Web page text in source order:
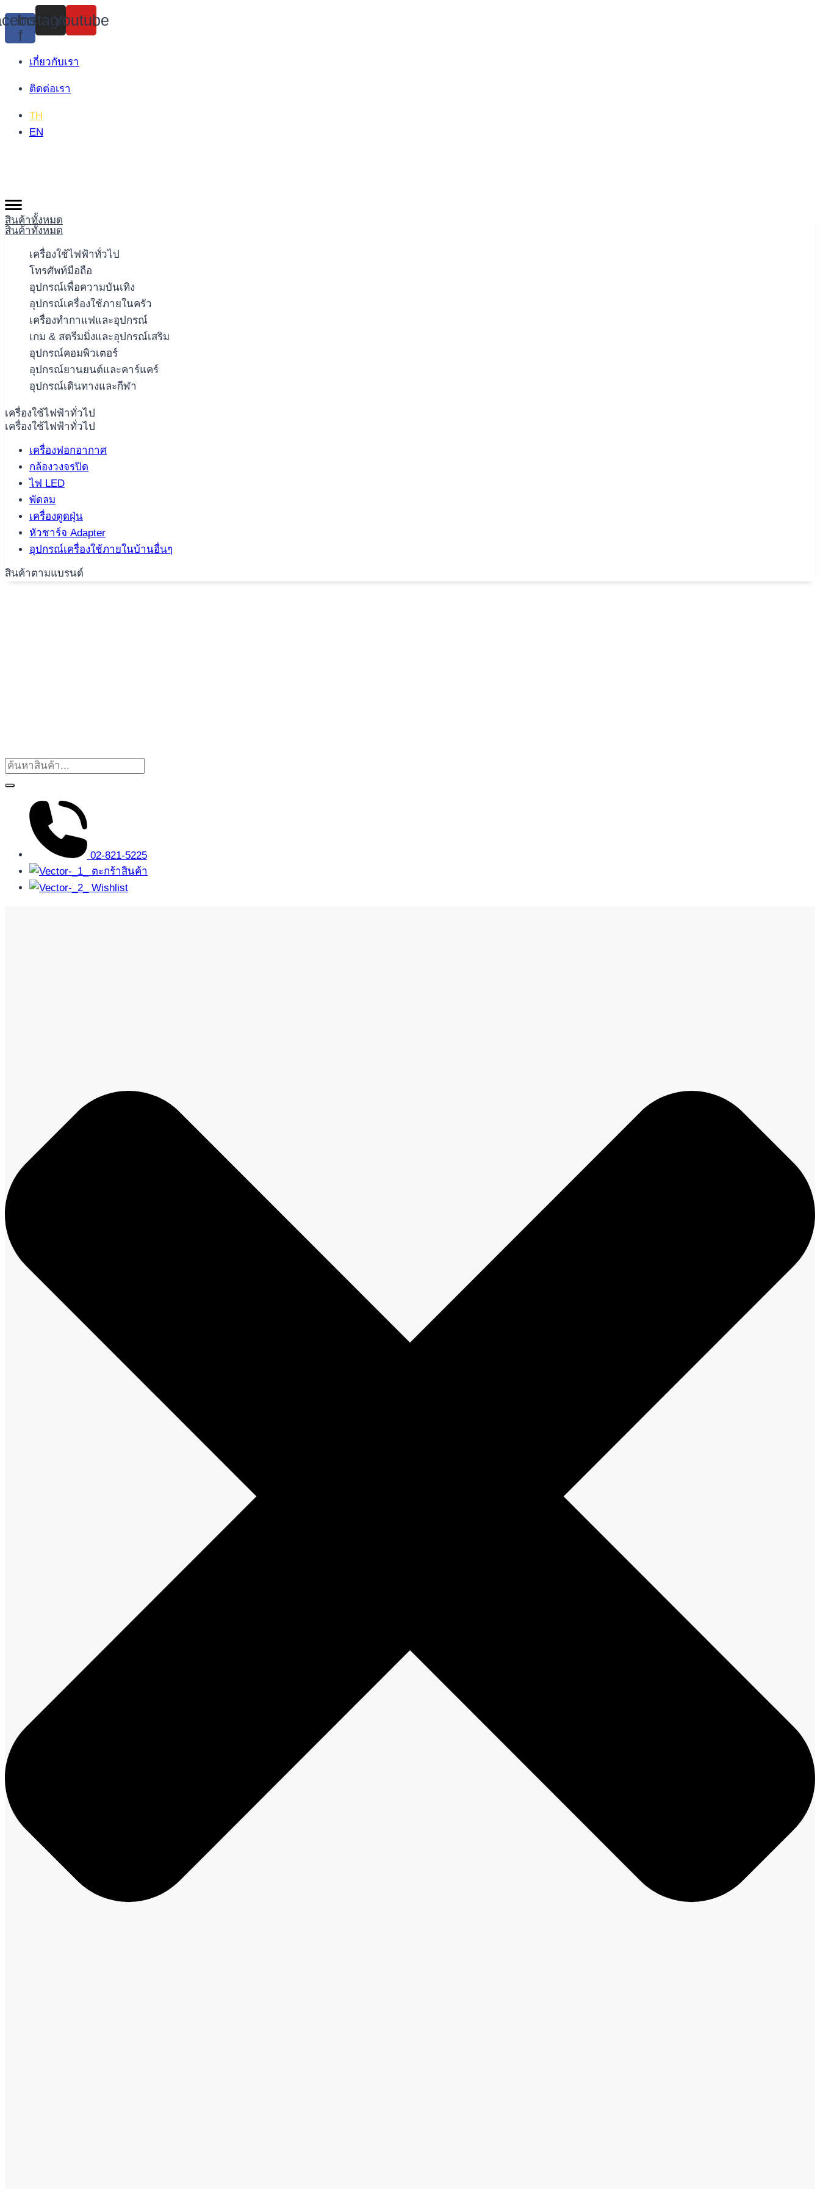
Skip
to
content
f
Instagram
Youtube
เกี่ยวกับเรา
ติดต่อเรา
TH
EN
สินค้าทั้งหมด
สินค้าทั้งหมด
เครื่องใช้ไฟฟ้าทั่วไป
โทรศัพท์มือถือ
อุปกรณ์เพื่อความบันเทิง
อุปกรณ์เครื่องใช้ภายในครัว
เครื่องทำกาแฟและอุปกรณ์
เกม & สตรีมมิ่งและอุปกรณ์เสริม
อุปกรณ์คอมพิวเตอร์
อุปกรณ์ยานยนต์และคาร์แคร์
อุปกรณ์เดินทางและกีฬา
เครื่องใช้ไฟฟ้าทั่วไป
เครื่องใช้ไฟฟ้าทั่วไป
เครื่องฟอกอากาศ
กล้องวงจรปิด
ไฟ LED
พัดลม
เครื่องดูดฝุ่น
หัวชาร์จ Adapter
อุปกรณ์เครื่องใช้ภายในบ้านอื่นๆ
สินค้าตามแบรนด์
02-821-5225
ตะกร้าสินค้า
Wishlist